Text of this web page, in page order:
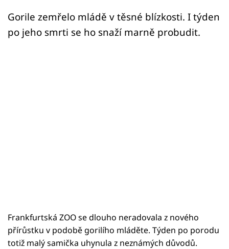
Sledujte nás
Gorile zemřelo mládě v těsné blízkosti. I týden
po jeho smrti se ho snaží marně probudit.
Frankfurtská ZOO se dlouho neradovala z nového
přírůstku v podobě gorilího mláděte. Týden po porodu
totiž malý samička uhynula z neznámých důvodů.